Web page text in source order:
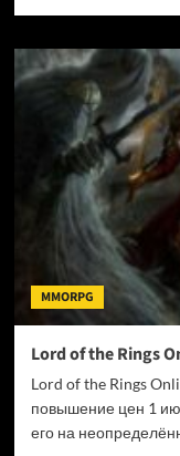
Дату
начала
ЗБТ
Chasing
вместе
с
нового
трейлера
MMORPG
Lord of the Rings
Lord of the Rings
повышение цен 1
его на